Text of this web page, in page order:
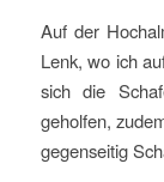
Auf der
Lenk, wo ich
sich die
geholfen,
gegenseitig